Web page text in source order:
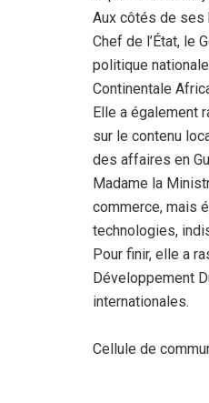
Aux côtés de ses
Chef de l’État, le
politique
Continentale
Elle a également
sur le contenu
des affaires en
Madame la
commerce, mais
technologies,
Pour finir, elle a
Développement
internationales.
Cellule de